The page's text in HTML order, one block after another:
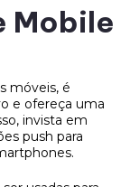
Mobile
móveis, é
e ofereça uma
invista em
push para